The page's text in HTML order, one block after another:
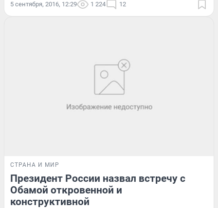
5 сентября, 2016, 12:29 1 224 12
СТРАНА И МИР
Президент России назвал встречу с
Обамой откровенной и
конструктивной